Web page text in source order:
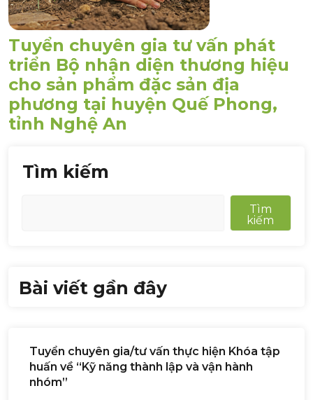
Tuyển chuyên gia tư vấn phát
triển Bộ nhận diện thương hiệu
cho sản phẩm đặc sản địa
phương tại huyện Quế Phong,
tỉnh Nghệ An
Tìm kiếm
Tìm
kiếm
Bài viết gần đây
Tuyển chuyên gia/tư vấn thực hiện Khóa tập
huấn về “Kỹ năng thành lập và vận hành
nhóm”